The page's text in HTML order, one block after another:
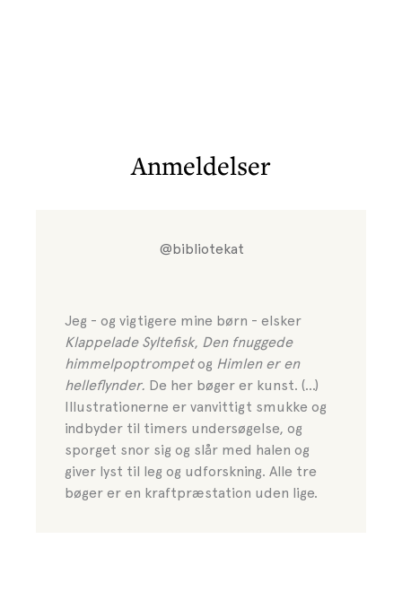
Anmeldelser
@bibliotekat
Jeg - og vigtigere mine børn - elsker
Klappelade Syltefisk, Den fnuggede
himmelpoptrompetog Himlen er en
helleflynder. De her bøger er kunst. (...)
Illustrationerne er vanvittigt smukke og
indbyder til timers undersøgelse, og
sporget snor sig og slår med halen og
giver lyst til leg og udforskning. Alle tre
bøger er en kraftpræstation uden lige.